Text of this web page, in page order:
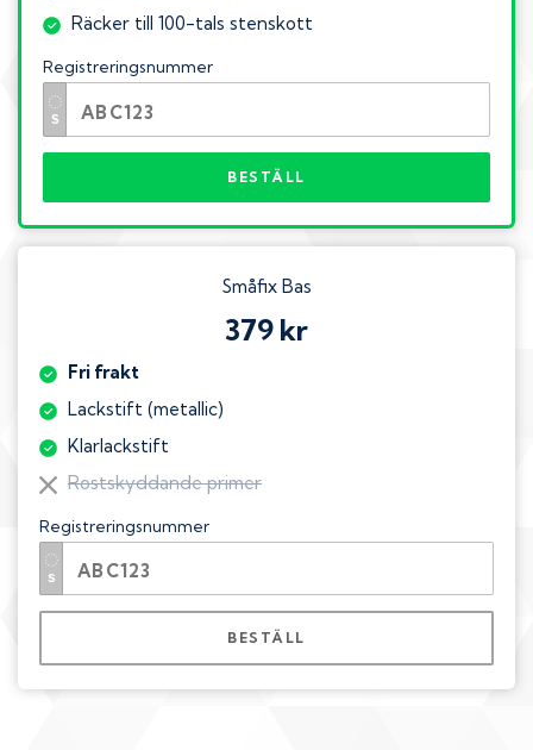
Räcker till 100-tals stenskott
Registreringsnummer
BESTÄLL
Småfix Bas
379 kr
Fri frakt
Lackstift (metallic)
Klarlackstift
Rostskyddande primer
Registreringsnummer
BESTÄLL